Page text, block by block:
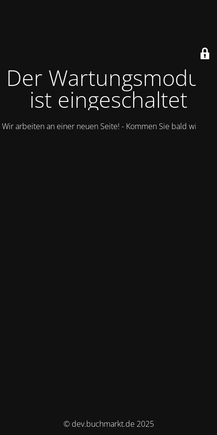
Der Wartungsmodus
ist eingeschaltet
Wir arbeiten an einer neuen Seite! - Kommen Sie bald wieder.
© dev.buchmarkt.de 2025